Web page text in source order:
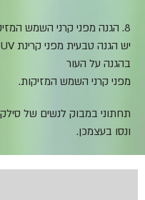
8. הגנה מפני קרני השמש
בהגנה על העור
מפני קרני השמש המזיקות.
תחתוני במבוק לנשים של
ונסו בעצמכן.